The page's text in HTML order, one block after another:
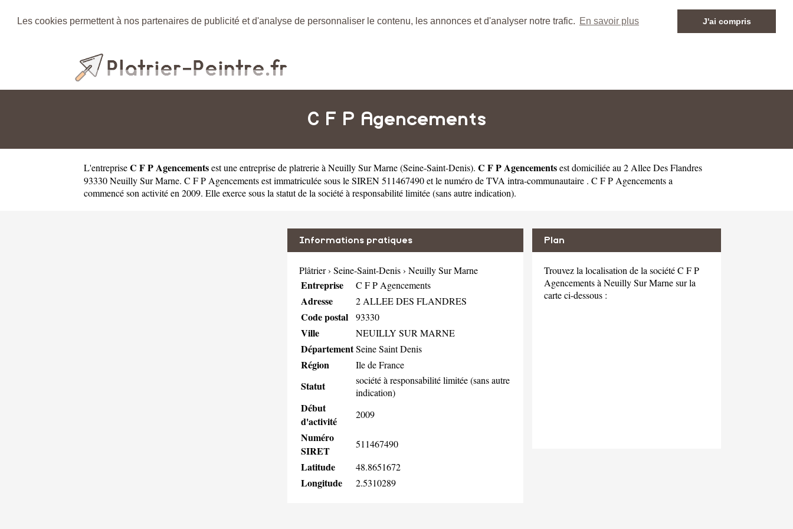
Les cookies permettent à nos partenaires de publicité et d'analyse de personnaliser le contenu, les annonces et d'analyser notre trafic. En savoir plus J'ai compris
C F P Agencements
L'entrepriseC F P Agencementsest uneentreprise de platrerie à Neuilly Sur Marne(Seine-Saint-Denis). C F P Agencementsest domiciliée au 2 Allee Des Flandres
93330 Neuilly Sur Marne. C F P Agencements est immatriculée sous le SIREN 511467490 et le numéro de TVA intra-communautaire . C F P Agencements a
commencé son activité en 2009. Elle exerce sous la statut de la société à responsabilité limitée (sans autre indication).
Informations pratiques
Plâtrier› Seine-Saint-Denis› Neuilly Sur Marne
Entreprise C F P Agencements
Adresse 2 ALLEE DES FLANDRES
Code postal 93330
Ville NEUILLY SUR MARNE
DépartementSeine Saint Denis
Région Ile de France
Statut
société à responsabilité limitée (sans autre
indication)
Début
d'activité
2009
Numéro
SIRET
511467490
Latitude 48.8651672
Longitude 2.5310289
Plan
Trouvez la localisation de la société C F P
Agencements à Neuilly Sur Marne sur la
carte ci-dessous :